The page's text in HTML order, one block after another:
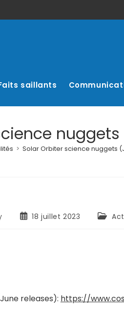
saillants
> Solar Orbiter science nuggets
18 juillet 2023
releases): https://